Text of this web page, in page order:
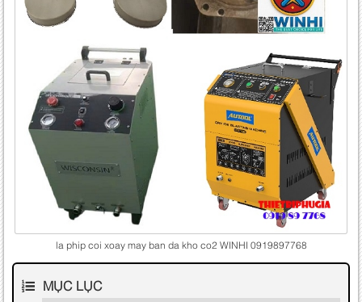
la phip coi xoay may ban da kho co2 WINHI 0919897768
MỤC LỤC